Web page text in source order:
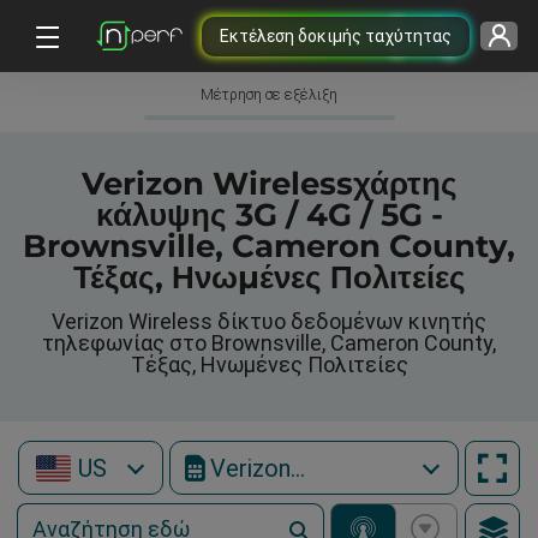
Εκτέλεση δοκιμής ταχύτητας
Μέτρηση σε εξέλιξη
Verizon Wirelessχάρτης
κάλυψης 3G / 4G / 5G -
Brownsville, Cameron County,
Τέξας, Ηνωμένες Πολιτείες
Verizon Wireless δίκτυο δεδομένων κινητής
τηλεφωνίας στο Brownsville, Cameron County,
Τέξας, Ηνωμένες Πολιτείες
US Verizon Wireless